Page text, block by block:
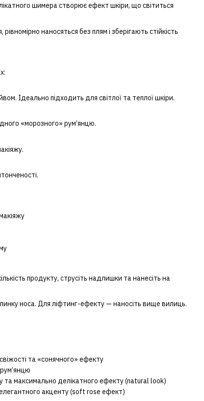
шимера створює ефект шкіри, що світиться
наносяться без плям і зберігають стійкість
Ідеально підходить для світлої та теплої шкіри.
«морозного» рум’янцю.
продукту, струсіть надлишки та нанесіть на
носа. Для ліфтинг-ефекту — наносіть вище вилиць.
та «сонячного» ефекту
максимально делікатного ефекту (natural look)
акценту (soft rose ефект)